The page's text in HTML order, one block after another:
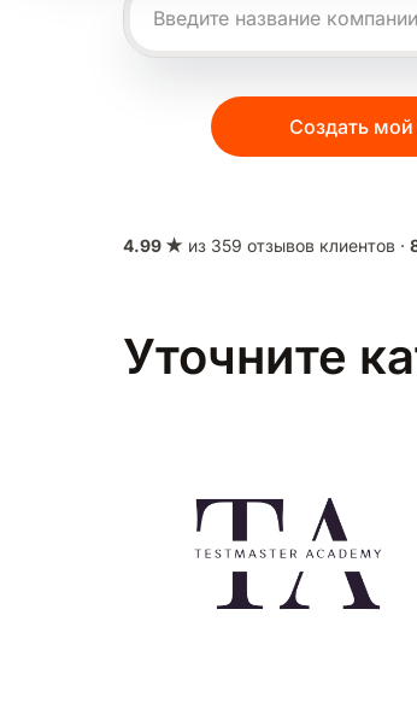
Создать мой
4.99 ★ из 359 отзывов клиентов ·
Уточните